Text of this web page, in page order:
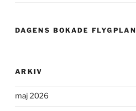
DAGENS BOKADE FLYGPLAN
ARKIV
maj 2026